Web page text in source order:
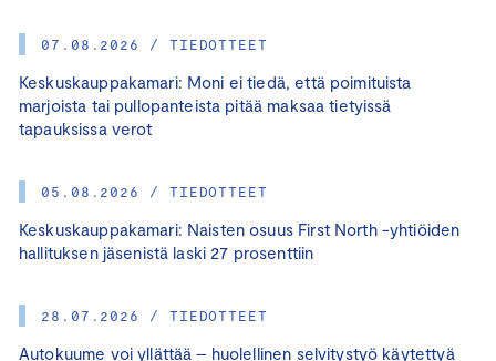
07.08.2026 / TIEDOTTEET
Keskuskauppakamari: Moni ei tiedä, että poimituista
marjoista tai pullopanteista pitää maksaa tietyissä
tapauksissa verot
05.08.2026 / TIEDOTTEET
Keskuskauppakamari: Naisten osuus First North -yhtiöiden
hallituksen jäsenistä laski 27 prosenttiin
28.07.2026 / TIEDOTTEET
Autokuume voi yllättää – huolellinen selvitystyö käytettyä